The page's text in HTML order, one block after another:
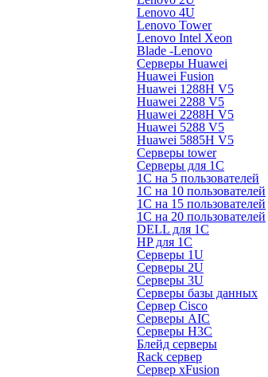
Lenovo 4U
Lenovo Tower
Lenovo Intel Xeon
Blade -Lenovo
Серверы Huawei
Huawei Fusion
Huawei 1288H V5
Huawei 2288 V5
Huawei 2288H V5
Huawei 5288 V5
Huawei 5885H V5
Серверы tower
Серверы для 1C
1С на 5 пользователей
1С на 10 пользователей
1С на 15 пользователей
1С на 20 пользователей
DELL для 1С
HP для 1С
Серверы 1U
Серверы 2U
Серверы 3U
Серверы базы данных
Сервер Cisco
Серверы AIC
Серверы H3C
Блейд серверы
Rack сервер
Сервер xFusion